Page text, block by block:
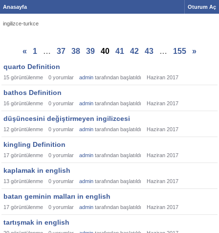
Anasayfa Oturum Aç
ingilizce-turkce
« 1 … 37 38 39 40 41 42 43 … 155 »
quarto Definition
15 görüntülenme 0 yorumlar admin tarafından başlatıldı Haziran 2017
bathos Definition
16 görüntülenme 0 yorumlar admin tarafından başlatıldı Haziran 2017
düşüncesini değiştirmeyen ingilizcesi
12 görüntülenme 0 yorumlar admin tarafından başlatıldı Haziran 2017
kingling Definition
17 görüntülenme 0 yorumlar admin tarafından başlatıldı Haziran 2017
kaplamak in english
13 görüntülenme 0 yorumlar admin tarafından başlatıldı Haziran 2017
batan geminin malları in english
17 görüntülenme 0 yorumlar admin tarafından başlatıldı Haziran 2017
tartışmak in english